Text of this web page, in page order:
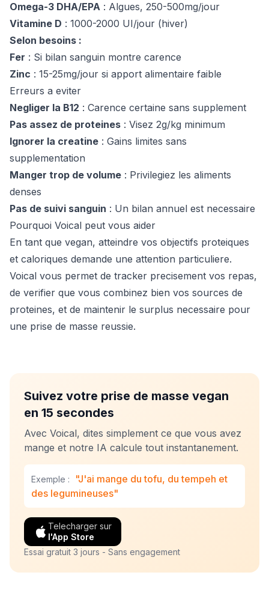
Omega-3 DHA/EPA : Algues, 250-500mg/jour
Vitamine D : 1000-2000 UI/jour (hiver)
Selon besoins :
Fer : Si bilan sanguin montre carence
Zinc : 15-25mg/jour si apport alimentaire faible
Erreurs a eviter
Negliger la B12 : Carence certaine sans supplement
Pas assez de proteines : Visez 2g/kg minimum
Ignorer la creatine : Gains limites sans
supplementation
Manger trop de volume : Privilegiez les aliments
denses
Pas de suivi sanguin : Un bilan annuel est necessaire
Pourquoi Voical peut vous aider
En tant que vegan, atteindre vos objectifs proteiques
et caloriques demande une attention particuliere.
Voical vous permet de tracker precisement vos repas,
de verifier que vous combinez bien vos sources de
proteines, et de maintenir le surplus necessaire pour
une prise de masse reussie.
Suivez votre prise de masse vegan
en 15 secondes
Avec Voical, dites simplement ce que vous avez
mange et notre IA calcule tout instantanement.
Exemple :
"J'ai mange du tofu, du tempeh et
des legumineuses"
Telecharger sur
l'App Store
Essai gratuit 3 jours - Sans engagement